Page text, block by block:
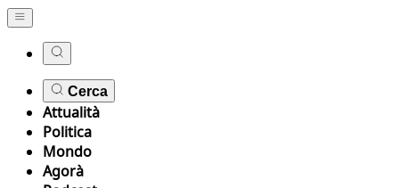
Cerca
Attualità
Politica
Mondo
Agorà